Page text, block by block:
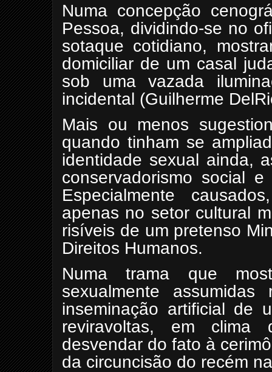
Numa concepção
Pessoa, dividindo-se no
sotaque cotidiano,
domiciliar de um casal
sob uma vazada
incidental (Guilherme
Mais ou menos
quando tinham se
identidade sexual ainda,
conservadorismo social
Especialmente
apenas no setor cultural
risíveis de um pretenso
Direitos Humanos.
Numa trama que
sexualmente
inseminação artificial de
reviravoltas, em clima
desvendar do fato à
da circuncisão do recém